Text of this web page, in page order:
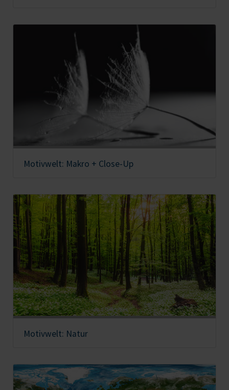
Motivwelt: Makro + Close-Up
Motivwelt: Natur